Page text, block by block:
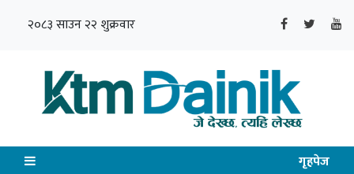
२०८३ साउन २२ शुक्रवार
गृहपेज